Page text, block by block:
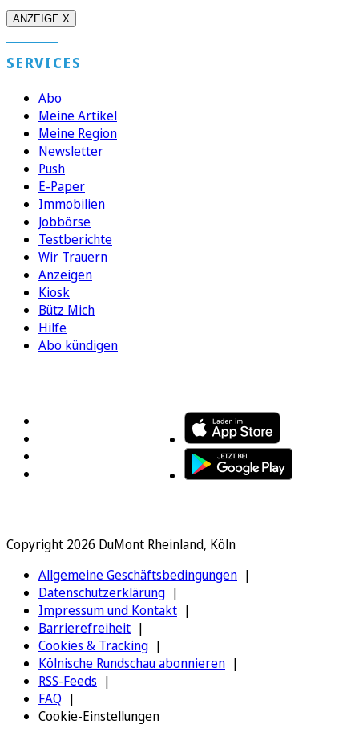
ANZEIGE X
SERVICES
Abo
Meine Artikel
Meine Region
Newsletter
Push
E-Paper
Immobilien
Jobbörse
Testberichte
Wir Trauern
Anzeigen
Kiosk
Bütz Mich
Hilfe
Abo kündigen
Copyright 2026 DuMont Rheinland, Köln
Allgemeine Geschäftsbedingungen
Datenschutzerklärung
Impressum und Kontakt
Barrierefreiheit
Cookies & Tracking
Kölnische Rundschau abonnieren
RSS-Feeds
FAQ
Cookie-Einstellungen